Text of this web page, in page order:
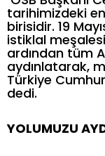
tarihimizdeki
birisidir. 19
istiklal
ardından tüm
aydınlatarak,
Türkiye
dedi.
YOLUMUZU